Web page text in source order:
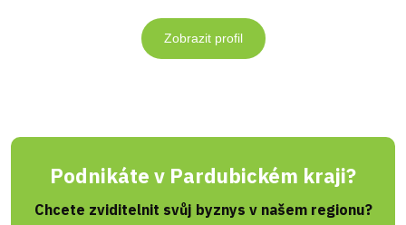
Zobrazit profil
Podnikáte v Pardubickém kraji?
Chcete zviditelnit svůj byznys v našem regionu?